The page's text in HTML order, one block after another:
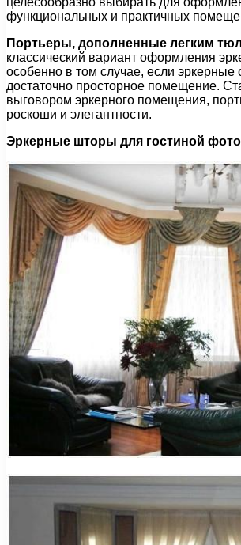
функциональных и практичных
Портьеры, дополненные легким
классический вариант оформления
особенно в том случае, если эркерные
достаточно просторное помещение.
выговором эркерного помещения,
роскоши и элегантности.
Эркерные шторы для гостиной фото